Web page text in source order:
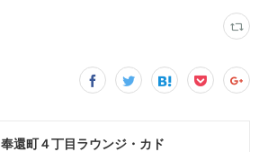
奉還町４丁目ラウンジ・カド